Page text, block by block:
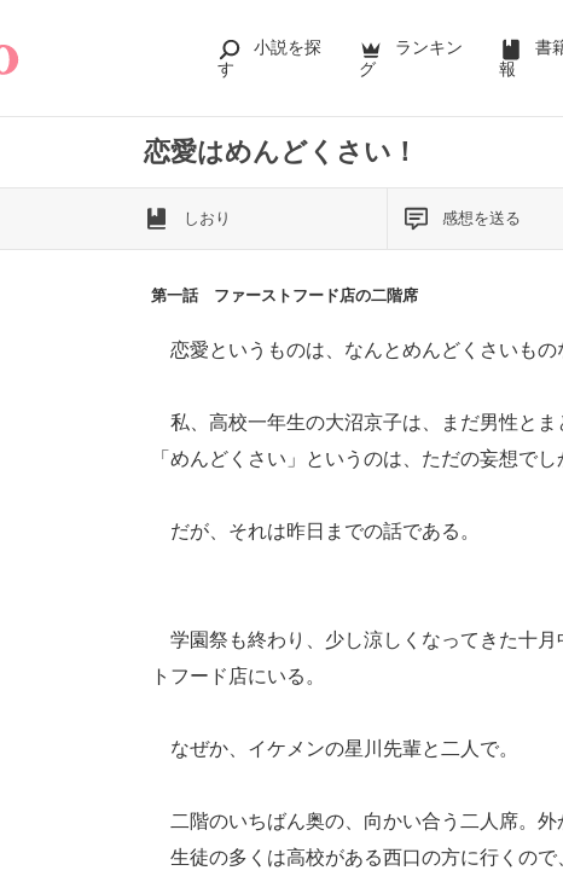
小説を探
す
ランキン
グ
書
報
恋愛はめんどくさい！
しおり 感想を送る
第一話 ファーストフード店の二階席
恋愛というものは、なんとめんどくさいもの
私、高校一年生の大沼京子は、まだ男性と
「めんどくさい」というのは、ただの妄想でし
だが、それは昨日までの話である。
学園祭も終わり、少し涼しくなってきた十
トフード店にいる。
なぜか、イケメンの星川先輩と二人で。
二階のいちばん奥の、向かい合う二人席。外
生徒の多くは高校がある西口の方に行くの